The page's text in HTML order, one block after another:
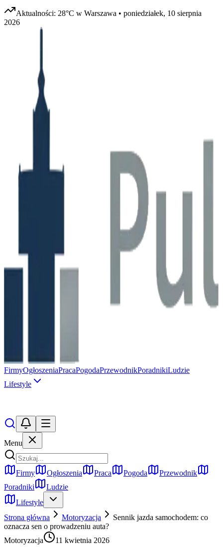
Aktualności: 28°C w Warszawa • poniedziałek, 10 sierpnia
2026
FirmyOgłoszeniaPracaPogodaPrzewodnikPoradnikiLudzie
Lifestyle
Menu
Firmy Ogłoszenia Praca Pogoda
Przewodnik
Poradniki
Ludzie
Lifestyle
Strona główna
Motoryzacja
Sennik jazda samochodem: co
oznacza sen o prowadzeniu auta?
Motoryzacja
11 kwietnia 2026